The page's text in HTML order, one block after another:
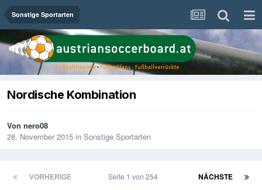
Sonstige Sportarten
Nordische Kombination
Von nero08
28. November 2015 in Sonstige Sportarten
VORHERIGE NÄCHSTE
Seite 1 von 254